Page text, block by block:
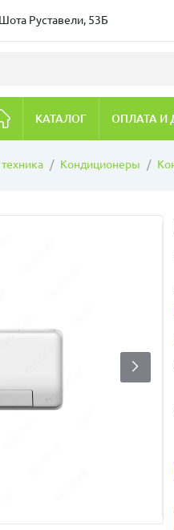
Руставели, 53Б
КАТАЛОГ ОПЛАТА И
Кондиционеры